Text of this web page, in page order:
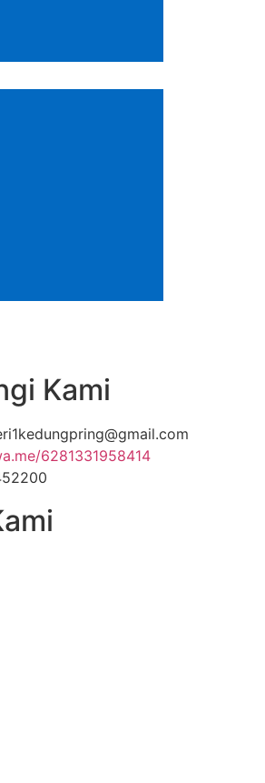
Kami
6281331958414